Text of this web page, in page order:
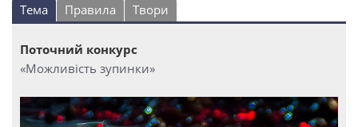
Тема Правила Твори
Поточний конкурс
«Можливість зупинки»